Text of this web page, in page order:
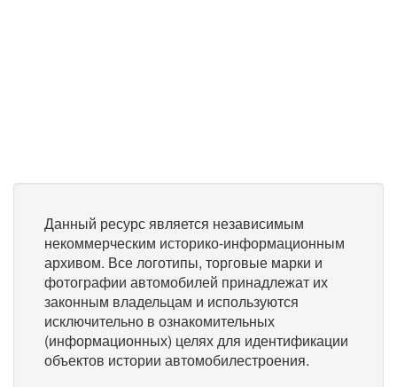
Данный ресурс является независимым
некоммерческим историко-информационным
архивом. Все логотипы, торговые марки и
фотографии автомобилей принадлежат их
законным владельцам и используются
исключительно в ознакомительных
(информационных) целях для идентификации
объектов истории автомобилестроения.